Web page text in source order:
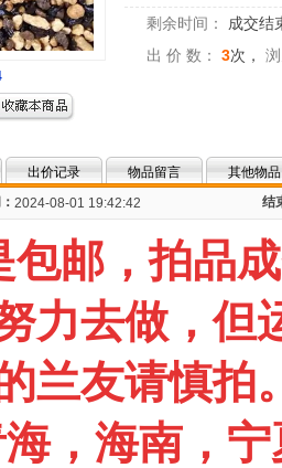
剩余时间：
成交结
出 价 数：
3次，
出价记录 物品留言
其他物品
2024-08-01 19:42:42 结
包邮，拍品
力去做，但
兰友请慎拍
，海南，